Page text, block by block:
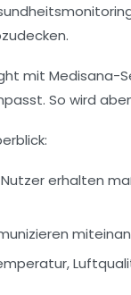
mit
So wird
Nutzer erhalten